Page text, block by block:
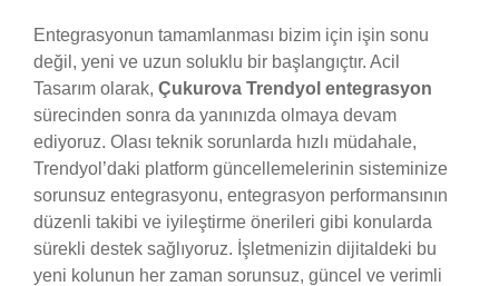
Entegrasyonun tamamlanması bizim için işin sonu
değil, yeni ve uzun soluklu bir başlangıçtır. Acil
Tasarım olarak, Çukurova Trendyol entegrasyon
sürecinden sonra da yanınızda olmaya devam
ediyoruz. Olası teknik sorunlarda hızlı müdahale,
Trendyol’daki platform güncellemelerinin sisteminize
sorunsuz entegrasyonu, entegrasyon performansının
düzenli takibi ve iyileştirme önerileri gibi konularda
sürekli destek sağlıyoruz. İşletmenizin dijitaldeki bu
yeni kolunun her zaman sorunsuz, güncel ve verimli